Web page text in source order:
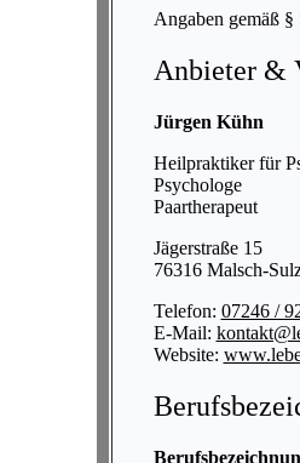
Angaben gemäß
Anbieter &
Jürgen Kühn
Heilpraktiker für
Psychologe
Paartherapeut
Jägerstraße 15
76316 Malsch-
Telefon: 07246 /
E-Mail:
Website: